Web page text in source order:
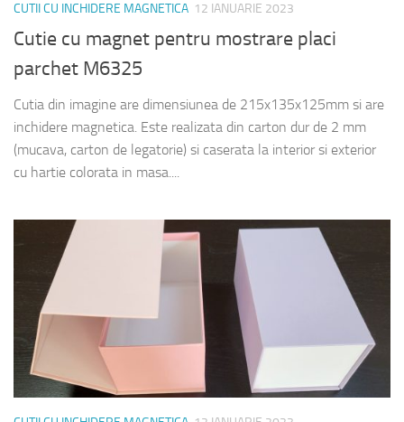
CUTII CU INCHIDERE MAGNETICA 12 IANUARIE 2023
Cutie cu magnet pentru mostrare placi
parchet M6325
Cutia din imagine are dimensiunea de 215x135x125mm si are
inchidere magnetica. Este realizata din carton dur de 2 mm
(mucava, carton de legatorie) si caserata la interior si exterior
cu hartie colorata in masa....